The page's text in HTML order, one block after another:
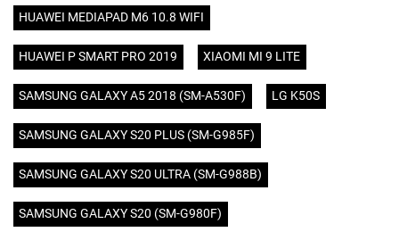
HUAWEI MEDIAPAD M6 10.8 WIFI
HUAWEI P SMART PRO 2019 XIAOMI MI 9 LITE
SAMSUNG GALAXY A5 2018 (SM-A530F) LG K50S
SAMSUNG GALAXY S20 PLUS (SM-G985F)
SAMSUNG GALAXY S20 ULTRA (SM-G988B)
SAMSUNG GALAXY S20 (SM-G980F)